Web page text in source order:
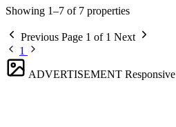
Showing 1–7 of 7 properties
Previous Page 1 of 1 Next
1
ADVERTISEMENT Responsive